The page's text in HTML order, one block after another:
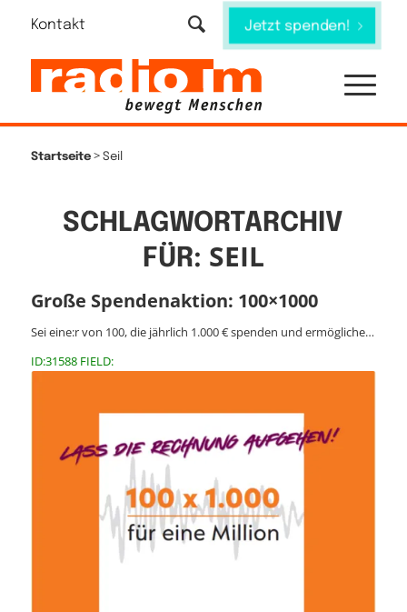
Kontakt Jetzt spenden!
Startseite> Seil
SCHLAGWORTARCHIV
FÜR: SEIL
Große Spendenaktion: 100×1000
Sei eine:r von 100, die jährlich 1.000 € spenden und ermögliche…
ID:31588 FIELD: